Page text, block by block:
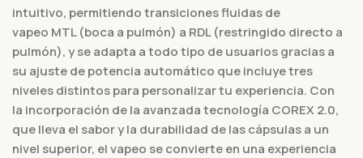
intuitivo, permitiendo transiciones fluidas de
vapeo MTL (boca a pulmón) a RDL (restringido directo a
pulmón), y se adapta a todo tipo de usuarios gracias a
su ajuste de potencia automático que incluye tres
niveles distintos para personalizar tu experiencia. Con
la incorporación de la avanzada tecnología COREX 2.0,
que lleva el sabor y la durabilidad de las cápsulas a un
nivel superior, el vapeo se convierte en una experiencia